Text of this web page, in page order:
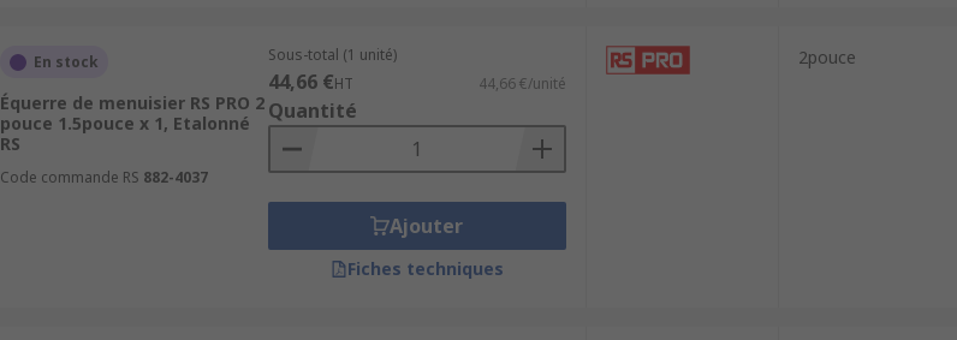
En stock
Équerre de menuisier RS PRO 2
pouce 1.5pouce x 1, Etalonné
RS
Code commande RS 882-4037
Sous-total (1 unité)
44,66 €HT 44,66 €/unité
Quantité
Ajouter
Fiches techniques
2pouce